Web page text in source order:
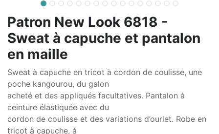
Patron New Look 6818 -
Sweat à capuche et pantalon
en maille
Sweat à capuche en tricot à cordon de coulisse, une
poche kangourou, du galon
acheté et des appliqués facultatives. Pantalon à
ceinture élastiquée avec du
cordon de coulisse et des variations d’ourlet. Robe en
tricot à capuche, à